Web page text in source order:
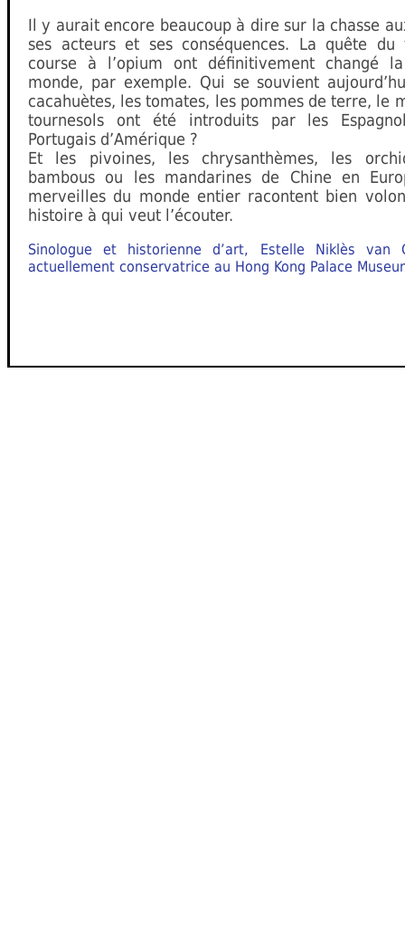
Il y aurait encore beaucoup à dire sur la chasse
ses acteurs et ses conséquences. La quête
course à l’opium ont définitivement changé
monde, par exemple. Qui se souvient
cacahuètes, les tomates, les pommes de terre, le
tournesols ont été introduits par les
Portugais d’Amérique ?
Et les pivoines, les chrysanthèmes, les
bambous ou les mandarines de Chine en
merveilles du monde entier racontent bien
histoire à qui veut l’écouter.
Sinologue et historienne d’art, Estelle Niklès van
actuellement conservatrice au Hong Kong Palace